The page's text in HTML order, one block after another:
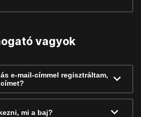
vagyok
e-mail-címmel regisztráltam,
mi a baj?